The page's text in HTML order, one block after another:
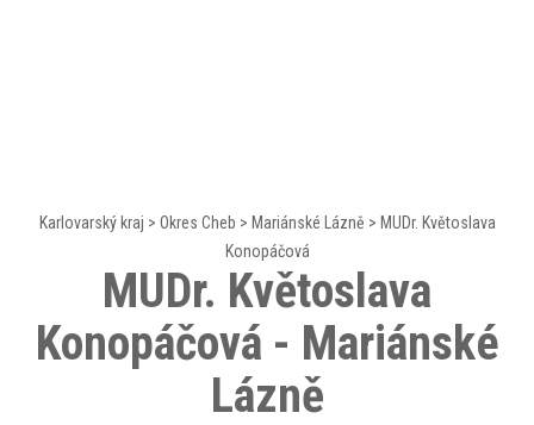
Karlovarský kraj > Okres Cheb > Mariánské Lázně > MUDr. Květoslava
Konopáčová
MUDr. Květoslava
Konopáčová - Mariánské
Lázně